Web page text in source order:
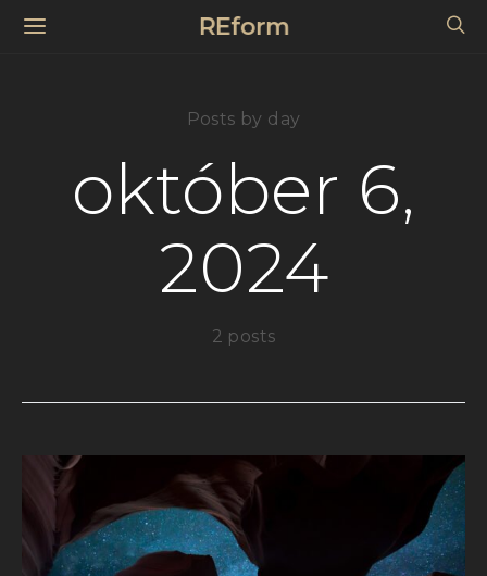
REform
Posts by day
október 6,
2024
2 posts